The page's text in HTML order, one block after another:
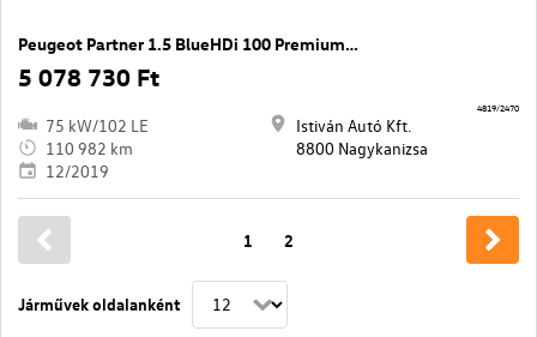
Peugeot Partner 1.5 BlueHDi 100 Premium L2 1000
5 078 730 Ft
75 kW/102 LE
110 982 km
12/2019
Istiván Autó Kft.
8800 Nagykanizsa
4819/2470
Járművek oldalanként
1 2